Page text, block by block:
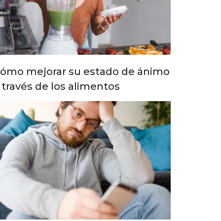
mejorar su estado de ánimo
través de los alimentos